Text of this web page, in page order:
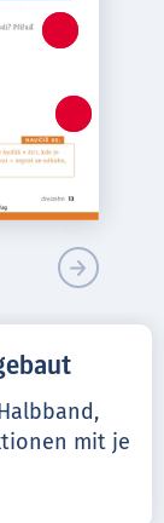
mit je